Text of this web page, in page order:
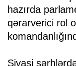
hazırda
qərarverici rol
Siyasi